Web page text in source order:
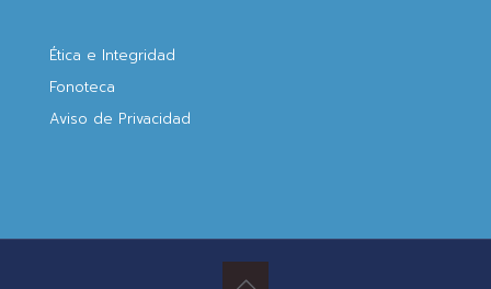
Ética e Integridad
Fonoteca
Aviso de Privacidad